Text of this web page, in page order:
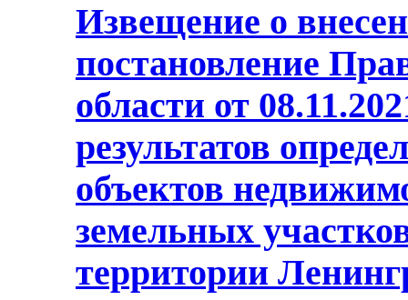
Извещение о
постановление
области от
результатов
объектов
земельных
территории